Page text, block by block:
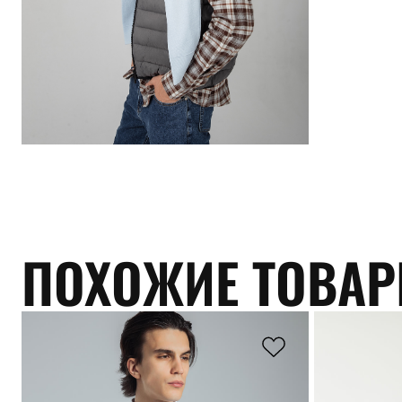
ПОХОЖИЕ